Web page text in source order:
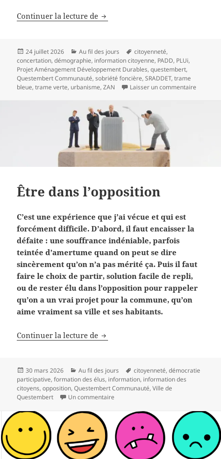
Continuer la lecture de PADD, PLUi, où en est-on ?
Publié
le
24 juillet 2026 Catégories
Au fil des jours
Mots-
clés
citoyenneté,
concertation,démographie, information citoyenne, PADD, PLUi,
Projet Aménagement Développement Durables,questembert,
Questembert Communauté,sobriété foncière,SRADDET,trame
bleue,trame verte, urbanisme,ZAN Laisser un commentaire
Être dans l’opposition
C’est une expérience que j’ai vécue et qui est
forcément difficile. D’abord, il faut encaisser la
défaite : une souffrance indéniable, parfois
teintée d’amertume quand on peut se dire
sincèrement qu’on n’a pas mérité ça. Puis il faut
faire le choix de partir, solution facile de repli,
ou de rester élu dans l’opposition pour rappeler
qu’on a un vrai projet pour la commune, qu’on
aime vraiment sa ville et ses habitants.
Continuer la lecture de Être dans l’opposition
Publié
le
30 mars 2026 Catégories
Au fil des jours
Mots-
clés
citoyenneté,démocratie
participative,formation des élus, information, information des
citoyens,opposition,Questembert Communauté,Ville de
Questembert
Un commentaire